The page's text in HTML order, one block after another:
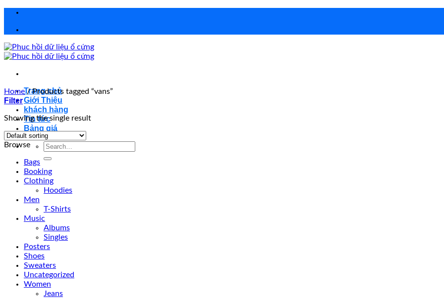
Chuyển
Trang chủ
Giới Thiệu
khách hàng
Tin tức
Bảng giá
Search
Home /Products tagged “vans”
Filter
Showing the single result
Browse
Bags
Booking
Clothing
Hoodies
Men
T-Shirts
Music
Albums
Singles
Posters
Shoes
Sweaters
Uncategorized
Women
Jeans